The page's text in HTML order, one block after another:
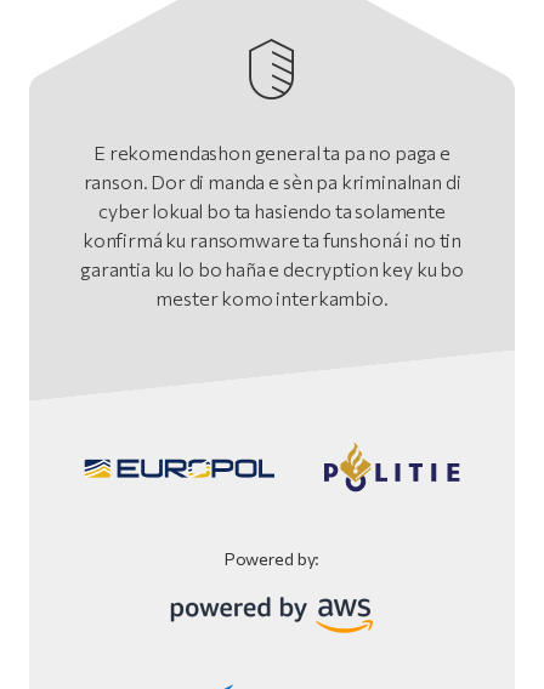
E rekomendashon general ta pa no paga e
ranson. Dor di manda e sèn pa kriminalnan di
cyber lokual bo ta hasiendo ta solamente
konfirmá ku ransomware ta funshoná i no tin
garantia ku lo bo haña e decryption key ku bo
mester komo interkambio.
Powered by: